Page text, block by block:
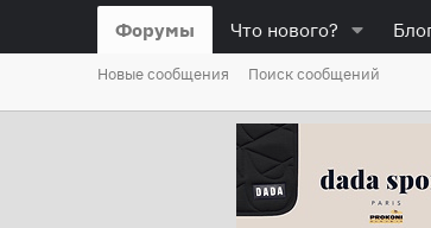
Форумы Что нового?
Новые сообщения Поиск сообщений